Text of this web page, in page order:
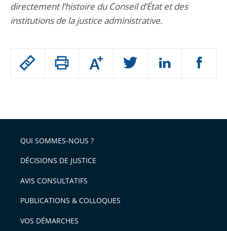
Passer
arriver
après
Augmenter
ou
l'article
pour
avant
directement l’histoire du Conseil d’État et des
institutions de la justice administrative.
QUI SOMMES-NOUS ?
DÉCISIONS DE JUSTICE
AVIS CONSULTATIFS
PUBLICATIONS & COLLOQUES
VOS DÉMARCHES